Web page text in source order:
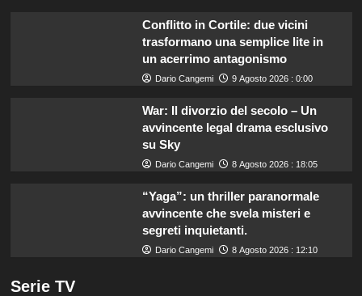
Conflitto in Cortile: due vicini
trasformano una semplice lite in
un acerrimo antagonismo
Dario Cangemi 9 Agosto 2026 : 0:00
War: Il divorzio del secolo – Un
avvincente legal drama esclusivo
su Sky
Dario Cangemi 8 Agosto 2026 : 18:05
“Yaga”: un thriller paranormale
avvincente che svela misteri e
segreti inquietanti.
Dario Cangemi 8 Agosto 2026 : 12:10
Serie TV